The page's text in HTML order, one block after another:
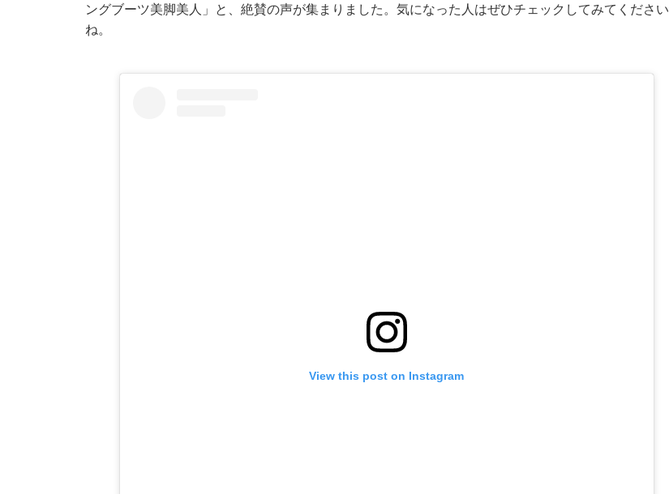
ングブーツ美脚美人」と、絶賛の声が集まりました。気になった人はぜひチェックしてみてください
ね。
View this post on Instagram